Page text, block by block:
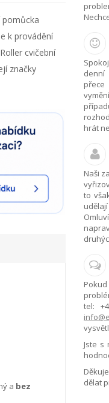
pomůcka
k provádění
cvičební
značky
a bez
hrát
Naši
to
tel:
Jste s
dělat